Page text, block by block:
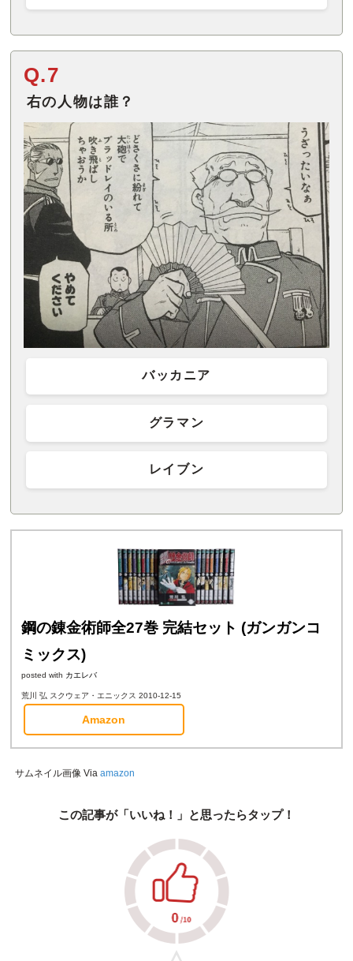
Q.7
右の人物は誰？
バッカニア
グラマン
レイブン
鋼の錬金術師全27巻 完結セット (ガンガンコ
ミックス)
posted with カエレバ
荒川 弘 スクウェア・エニックス 2010-12-15
Amazon
サムネイル画像 Via amazon
この記事が「いいね！」と思ったらタップ！